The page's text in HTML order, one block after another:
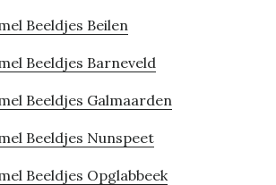
Beeldjes Beilen
Beeldjes Barneveld
Beeldjes Galmaarden
Beeldjes Nunspeet
Beeldjes Opglabbeek